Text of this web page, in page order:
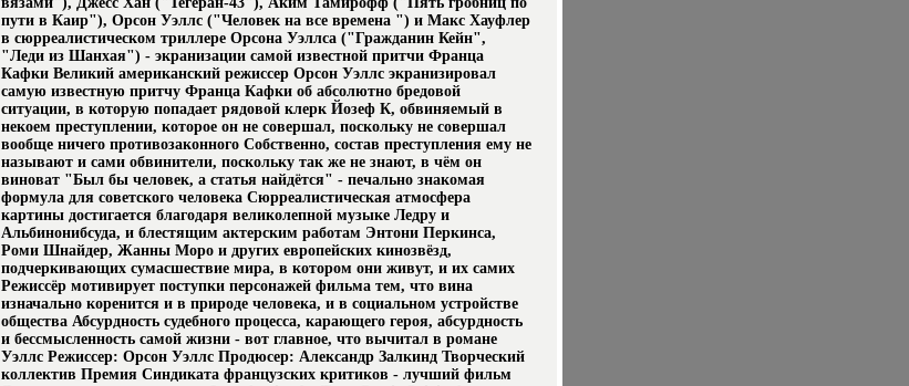
пути в Каир"), Орсон Уэллс ("Человек на все времена ") и Макс Хауфлер
в сюрреалистическом триллере Орсона Уэллса ("Гражданин Кейн",
"Леди из Шанхая") - экранизации самой известной притчи Франца
Кафки Великий американский режиссер Орсон Уэллс экранизировал
самую известную притчу Франца Кафки об абсолютно бредовой
ситуации, в которую попадает рядовой клерк Йозеф К, обвиняемый в
некоем преступлении, которое он не совершал, поскольку не совершал
вообще ничего противозаконного Собственно, состав преступления ему не
называют и сами обвинители, поскольку так же не знают, в чём он
виноват "Был бы человек, а статья найдётся" - печально знакомая
формула для советского человека Сюрреалистическая атмосфера
картины достигается благодаря великолепной музыке Ледру и
Альбинонибсуда, и блестящим актерским работам Энтони Перкинса,
Роми Шнайдер, Жанны Моро и других европейских кинозвёзд,
подчеркивающих сумасшествие мира, в котором они живут, и их самих
Режиссёр мотивирует поступки персонажей фильма тем, что вина
изначально коренится и в природе человека, и в социальном устройстве
общества Абсурдность судебного процесса, карающего героя, абсурдность
и бессмысленность самой жизни - вот главное, что вычитал в романе
Уэллс Режиссер: Орсон Уэллс Продюсер: Александр Залкинд Творческий
коллектив Премия Синдиката французских критиков - лучший фильм